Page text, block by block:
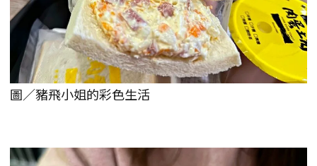
圖／豬飛小姐的彩色生活